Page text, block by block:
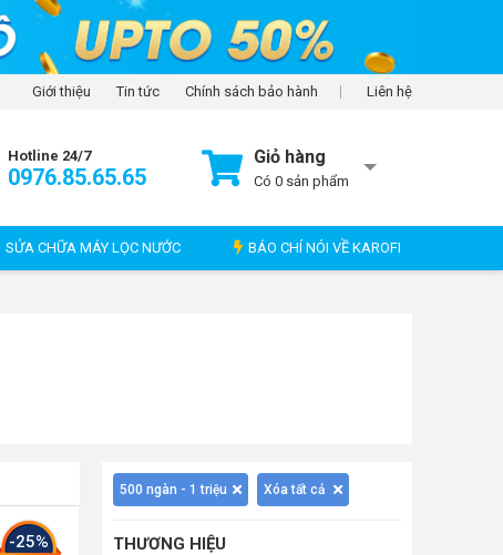
Giới thiệu Tin tức Chính sách bảo hành Liên hệ
Hotline 24/7
0976.85.65.65
Giỏ hàng
Có 0 sản phẩm
SỬA CHỮA MÁY LỌC NƯỚC BÁO CHÍ NÓI VỀ KAROFI
-25%
500 ngàn - 1 triệu Xóa tất cả
THƯƠNG HIỆU